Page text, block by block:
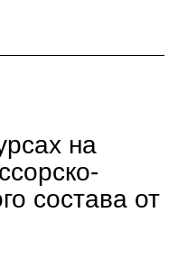
на
состава от